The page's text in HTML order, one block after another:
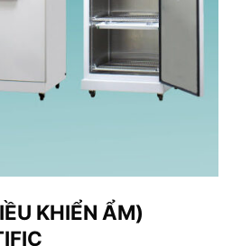
KHIỂN ẨM)